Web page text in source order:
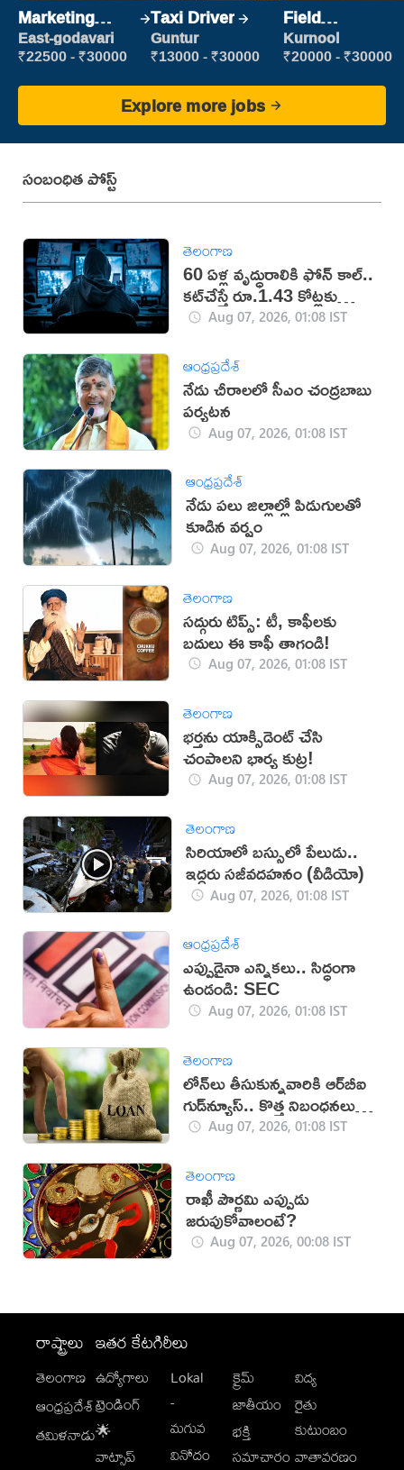
Marketing
Executive
East-godavari
₹22500 - ₹30000
Taxi Driver
Guntur
₹13000 - ₹30000
Field
Marketing
Executive
Kurnool
₹20000 - ₹30000
Explore more jobs
సంబంధిత పోస్ట్
తెలంగాణ
60 ఏళ్ల వృద్ధురాలికి ఫోన్ కాల్..
కట్‌చేస్తే రూ.1.43 కోట్లకు
టోకరాAug 07, 2026, 01:08 IST
ఆంధ్రప్రదేశ్
నేడు చీరాలలో సీఎం చంద్రబాబు
పర్యటన
Aug 07, 2026, 01:08 IST
ఆంధ్రప్రదేశ్
నేడు పలు జిల్లాల్లో పిడుగులతో
కూడిన వర్షం
Aug 07, 2026, 01:08 IST
తెలంగాణ
సద్గురు టిప్స్: టీ, కాఫీలకు
బదులు ఈ కాఫీ తాగండి!
Aug 07, 2026, 01:08 IST
తెలంగాణ
భర్తను యాక్సిడెంట్‌ చేసి
చంపాలని భార్య కుట్ర!
Aug 07, 2026, 01:08 IST
తెలంగాణ
సిరియాలో బస్సులో పేలుడు..
ఇద్దరు సజీవదహనం (వీడియో)
Aug 07, 2026, 01:08 IST
ఆంధ్రప్రదేశ్
ఎప్పుడైనా ఎన్నికలు.. సిద్ధంగా
ఉండండి: SEC
Aug 07, 2026, 01:08 IST
తెలంగాణ
లోన్‌లు తీసుకున్నవారికి ఆర్‌బీఐ
గుడ్‌న్యూస్.. కొత్త నిబంధనలు
విడుదలAug 07, 2026, 01:08 IST
తెలంగాణ
రాఖీ పౌర్ణమి ఎప్పుడు
జరుపుకోవాలంటే?
Aug 07, 2026, 00:08 IST
రాష్ట్రాలు
తెలంగాణ
ఆంధ్రప్రదేశ్
తమిళనాడు
ఇతర కేటగిరీలు
ఉద్యోగాలు
ట్రెండింగ్
🌟
వాట్సాప్
Lokal
-
మగువ
వినోదం
క్రైమ్
జాతీయం
భక్తి
సమాచారం
విద్య
రైతు
కుటుంబం
వాతావరణం